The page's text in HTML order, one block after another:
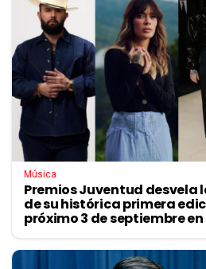
Música
Premios Juventud desvela
de su histórica primera
próximo 3 de septiembre